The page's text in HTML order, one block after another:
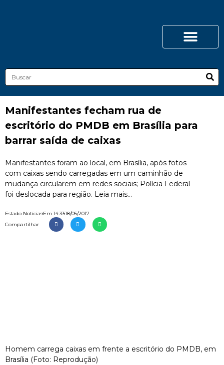
Manifestantes fecham rua de
escritório do PMDB em Brasília para
barrar saída de caixas
Manifestantes foram ao local, em Brasília, após fotos
com caixas sendo carregadas em um caminhão de
mudança circularem em redes sociais; Polícia Federal
foi deslocada para região. Leia mais...
Estado NotíciasEm 14:3318/05/2017
Compartilhar
Homem carrega caixas em frente a escritório do PMDB, em
Brasília (Foto: Reprodução)